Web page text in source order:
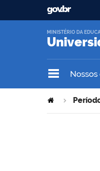
MINISTÉRIO DA
Nossos